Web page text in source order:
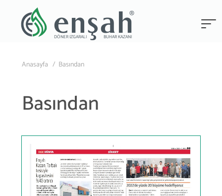
enşah
DÖNER IZGARALI BUHAR KAZANI
®
Anasayfa / Basından
Basından